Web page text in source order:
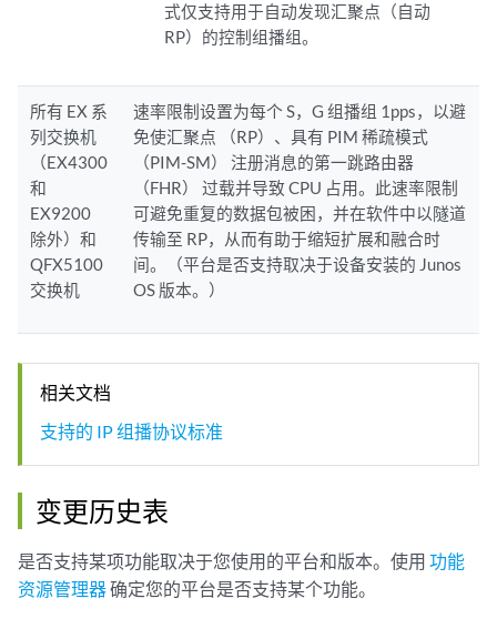
式仅支持用于自动发现汇聚点（自动
RP）的控制组播组。
所有 EX 系
列交换机
（EX4300
和
EX9200
除外）和
QFX5100
交换机
速率限制设置为每个 S，G 组播组 1pps，以避
免使汇聚点 （RP）、具有 PIM 稀疏模式
（PIM-SM） 注册消息的第一跳路由器
（FHR） 过载并导致 CPU 占用。此速率限制
可避免重复的数据包被困，并在软件中以隧道
传输至 RP，从而有助于缩短扩展和融合时
间。（平台是否支持取决于设备安装的 Junos
OS 版本。）
相关文档
支持的 IP 组播协议标准
变更历史表
是否支持某项功能取决于您使用的平台和版本。使用 功能
资源管理器确定您的平台是否支持某个功能。